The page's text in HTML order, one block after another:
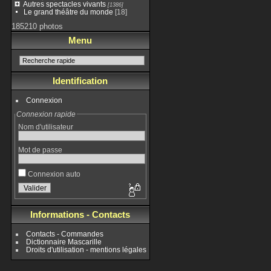
Autres spectacles vivants[1386]
Le grand théâtre du monde [18]
185210 photos
Menu
Identification
Connexion
Connexion rapide
Nom d'utilisateur
Mot de passe
Connexion auto
Informations - Contacts
Contacts - Commandes
Dictionnaire Mascarille
Droits d'utilisation - mentions légales